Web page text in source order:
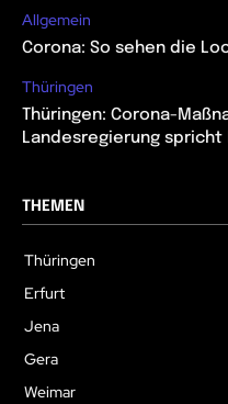
Allgemein
Corona: So sehen die
Thüringen
Thüringen: Corona-
Landesregierung spricht
THEMEN
Thüringen
Erfurt
Jena
Gera
Weimar